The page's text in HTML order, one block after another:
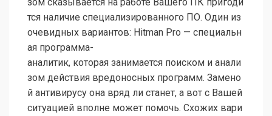
тся наличие специализированного ПО. Один из
очевидных вариантов: Hitman Pro — специальн
ая программа-
аналитик, которая занимается поиском и анали
зом действия вредоносных программ. Замено
й антивирусу она вряд ли станет, а вот с Вашей
ситуацией вполне может помочь. Схожих вари